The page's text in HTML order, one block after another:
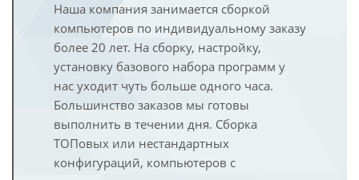
Наша компания занимается сборкой
компьютеров по индивидуальному заказу
более 20 лет. На сборку, настройку,
установку базового набора программ у
нас уходит чуть больше одного часа.
Большинство заказов мы готовы
выполнить в течении дня. Сборка
ТОПовых или нестандартных
конфигураций, компьютеров с